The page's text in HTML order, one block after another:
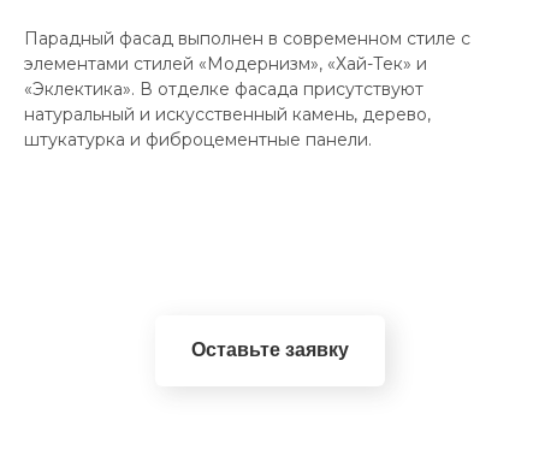
Парадный фасад выполнен в современном стиле с
элементами стилей «Модернизм», «Хай-Тек» и
«Эклектика». В отделке фасада присутствуют
натуральный и искусственный камень, дерево,
штукатурка и фиброцементные панели.
Оставьте заявку